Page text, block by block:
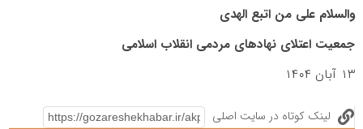
والسلام علی من اتبع الهدی
جمعیت اعتلای نهادهای مردمی انقلاب اسلامی
۱۳ آبان ۱۴۰۴
لینک کوتاه در سایت اصلی